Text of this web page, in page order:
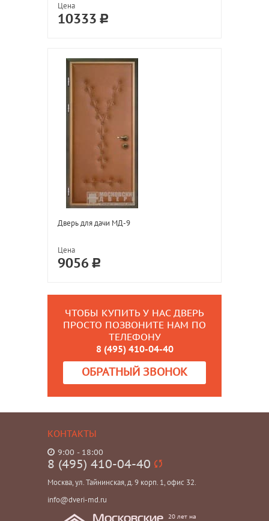
Цена
10333
Дверь для дачи МД-9
Цена
9056
ЧТОБЫ КУПИТЬ У НАС ДВЕРЬ
ПРОСТО ПОЗВОНИТЕ НАМ ПО
ТЕЛЕФОНУ
8 (495) 410-04-40
ОБРАТНЫЙ ЗВОНОК
КОНТАКТЫ
9:00 - 18:00
8 (495) 410-04-40
Москва, ул. Тайнинская, д. 9 корп. 1, офис 32.
info@dveri-md.ru
Московские
20 лет на